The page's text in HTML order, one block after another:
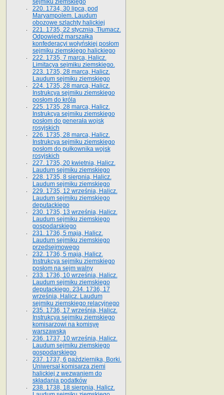
sejmiku ziemskiego
220. 1734, 30 lipca, pod
Maryampolem. Laudum
obozowe szlachty halickiej
221. 1735, 22 stycznia, Tłumacz.
Odpowiedź marszałka
konfederacyi wołyńskiej posłom
sejmiku ziemskiego halickiego
222. 1735, 7 marca, Halicz.
Limitacya sejmiku ziemskiego.
223. 1735, 28 marca, Halicz.
Laudum sejmiku ziemskiego
224. 1735, 28 marca, Halicz.
Instrukcya sejmiku ziemskiego
posłom do króla
225. 1735, 28 marca, Halicz.
Instrukcya sejmiku ziemskiego
posłom do generała wojsk
rosyjskich
226. 1735, 28 marca, Halicz.
Instrukcya sejmiku ziemskiego
posłom do pułkownika wojsk
rosyjskich
227. 1735, 20 kwietnia, Halicz.
Laudum sejmiku ziemskiego
228. 1735, 8 sierpnia, Halicz.
Laudum sejmiku ziemskiego
229. 1735, 12 września, Halicz.
Laudum sejmiku ziemskiego
deputackiego
230. 1735, 13 września, Halicz.
Laudum sejmiku ziemskiego
gospodarskiego
231. 1736, 5 maja, Halicz.
Laudum sejmiku ziemskiego
przedsejmowego
232. 1736, 5 maja, Halicz.
Instrukcya sejmiku ziemskiego
posłom na sejm walny
233. 1736, 10 września, Halicz.
Laudum sejmiku ziemskiego
deputackiego. 234. 1736, 17
września, Halicz. Laudum
sejmiku ziemskiego relacyjnego
235. 1736, 17 września, Halicz.
Instrukcya sejmiku ziemskiego
komisarzowi na komisyę
warszawską
236. 1737, 10 września, Halicz.
Laudum sejmiku ziemskiego
gospodarskiego
237. 1737, 6 października, Borki.
Uniwersał komisarza ziemi
halickiej z wezwaniem do
składania podatków
238. 1738, 18 sierpnia, Halicz.